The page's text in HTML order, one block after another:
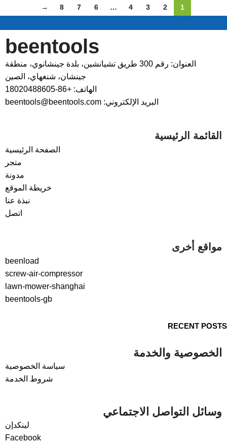
1
2
3
4
…
6
7
8
→
beentools
العنوان: رقم 300 طريق تشيانشين، بلدة جينشانوي، منطقة
جينشان، شنغهاي، الصين
الهاتف: +86-18020488605
البريد الإلكتروني: beentools@beentools.com
القائمة الرئيسية
الصفحة الرئيسية
متجر
مدونة
خريطة الموقع
نبذة عنا
اتصل
مواقع أخرى
beenload
screw-air-compressor
lawn-mower-shanghai
beentools-gb
RECENT POSTS
الخصوصية والخدمة
سياسة الخصوصية
شروط الخدمة
وسائل التواصل الاجتماعي
لينكدإن
Facebook